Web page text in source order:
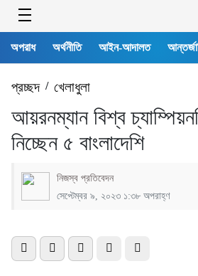
অপরাধ অর্থনীতি আইন-আদালত
প্রচ্ছদ/ খেলাধুলা
আয়রনম্যান বিশ্ব
নিচ্ছেন ৫ বাংলাদেশি
নিজস্ব প্রতিবেদন
সেপ্টেম্বর ৯, ২০২৩ ১:৩৮ অপরাহ্ণ